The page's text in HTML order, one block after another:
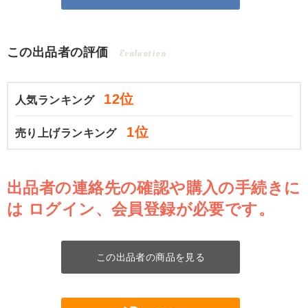
この出品者の評価 Evaluation
人気ランキング 12位
売り上げランキング 1位
出品者の連絡先の確認や購入の手続きに
は ログイン、会員登録が必要です。
この出品者の商品を見る